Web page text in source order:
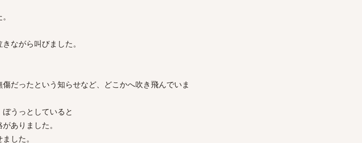
ながら叫びました。
だったという知らせなど、どこかへ吹き飛んでいま
うっとしていると
ありました。
した。